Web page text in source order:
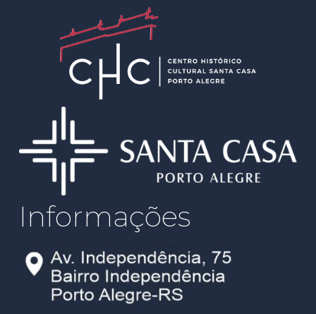
Informações